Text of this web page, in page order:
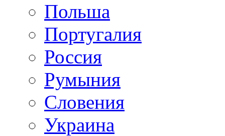
Польша
Португалия
Россия
Румыния
Словения
Украина